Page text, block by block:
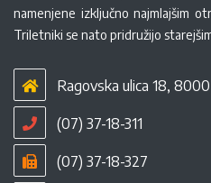
namenjene izključno najmlajšim
Triletniki se nato pridružijo
Ragovska ulica 18,
(07) 37-18-311
(07) 37-18-327